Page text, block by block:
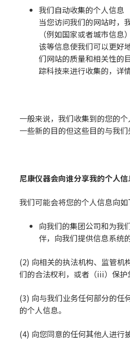
我们自动收集的个人信息
当您访问我们的网站时，
（例如国家或者城市信
该等信息使我们可以更好
们网站的质量和相关性的
踪科技来进行收集的，详
一般来说，我们收集到的您的
一些新的目的但这些目的与我
尼康仪器会向谁分享我的个人信
我们可能会将您的个人信息向如
向我们的集团公司和为我
伴，向我们提供信息系统
(2) 向相关的执法机构、监管机
们的合法权利，或者（iii）保护
(3) 向与我们业务任何部分的任
的个人信息。
(4) 向您同意的任何其他人进行